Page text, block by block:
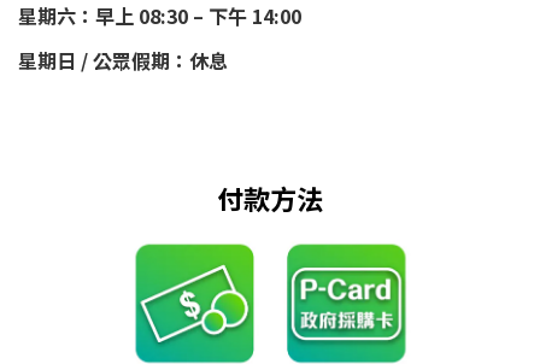
星期六：早上 08:30 – 下午 14:00
星期日 / 公眾假期：休息
付款方法